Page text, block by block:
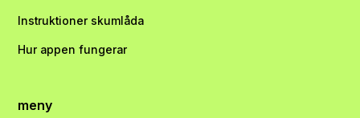
Instruktioner skumlåda
Hur appen fungerar
meny